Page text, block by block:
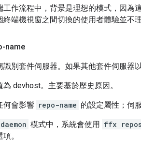
工作流程中，背景是理想的模式，因為
終端機視窗之間切換的使用者體驗並不理
name
識別套件伺服器。如果其他套件伺服器
為 devhost。主要基於歷史原因。
何會影響 repo-name 的設定屬性；伺
模式中，系統會使用 ffx
。